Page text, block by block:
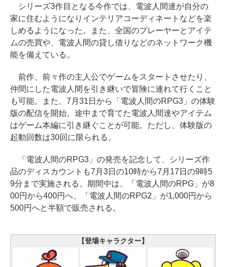
シリーズ3作目となる今作では、電波人間達が自分の
家に住むようになりインテリアコーディネートなどを楽
しめるようになった。また、全国のプレーヤーとアイテ
ムの売買や、電波人間の貸し借りなどのネットワーク機
能を備えている。
前作、前々作の主人公でゲームをスタートさせたり、
仲間にした電波人間を引き継いで冒険に連れて行くこと
も可能。また、7月31日から「電波人間のRPG3」の体験
版の配信を開始。途中まで育てた電波人間達やアイテム
はゲーム本編に引き継ぐことが可能。ただし、体験版の
起動回数は30回に限られる。
「電波人間のRPG3」の発売を記念して、シリーズ作
品のディスカウントも7月3日の10時から7月17日の9時5
9分まで実施される。期間中は、「電波人間のRPG」が8
00円から400円へ、「電波人間のRPG2」が1,000円から
500円へと半額で販売される。
【登場キャラクター】